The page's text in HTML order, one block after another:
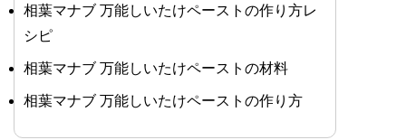
相葉マナブ 万能しいたけペーストの作り方レ
シピ
相葉マナブ 万能しいたけペーストの材料
相葉マナブ 万能しいたけペーストの作り方